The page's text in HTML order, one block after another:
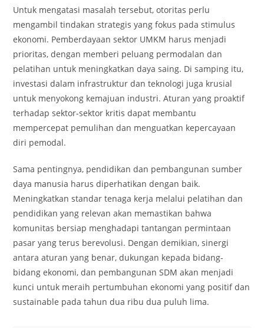
Untuk mengatasi masalah tersebut, otoritas perlu
mengambil tindakan strategis yang fokus pada stimulus
ekonomi. Pemberdayaan sektor UMKM harus menjadi
prioritas, dengan memberi peluang permodalan dan
pelatihan untuk meningkatkan daya saing. Di samping itu,
investasi dalam infrastruktur dan teknologi juga krusial
untuk menyokong kemajuan industri. Aturan yang proaktif
terhadap sektor-sektor kritis dapat membantu
mempercepat pemulihan dan menguatkan kepercayaan
diri pemodal.
Sama pentingnya, pendidikan dan pembangunan sumber
daya manusia harus diperhatikan dengan baik.
Meningkatkan standar tenaga kerja melalui pelatihan dan
pendidikan yang relevan akan memastikan bahwa
komunitas bersiap menghadapi tantangan permintaan
pasar yang terus berevolusi. Dengan demikian, sinergi
antara aturan yang benar, dukungan kepada bidang-
bidang ekonomi, dan pembangunan SDM akan menjadi
kunci untuk meraih pertumbuhan ekonomi yang positif dan
sustainable pada tahun dua ribu dua puluh lima.